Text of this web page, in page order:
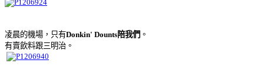
凌晨的機場，只有Donkin' Dounts陪我們 。
有賣飲料跟三明治。